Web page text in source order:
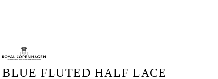
BLUE FLUTED HALF LACE